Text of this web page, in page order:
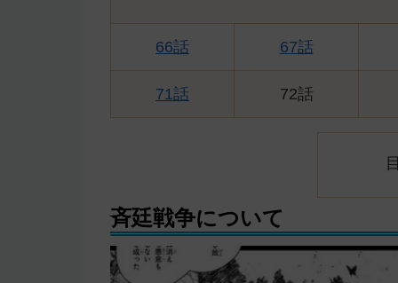
66話 67話
71話 72話
斉廷戦争について